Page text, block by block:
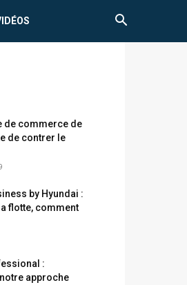
de commerce de
de contrer le
by Hyundai :
flotte, comment
:
approche